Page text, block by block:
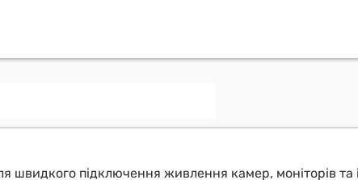
швидкого підключення живлення камер, моніторів